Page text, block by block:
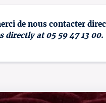
de nous contacter
directly at 05 59 47 13 00.